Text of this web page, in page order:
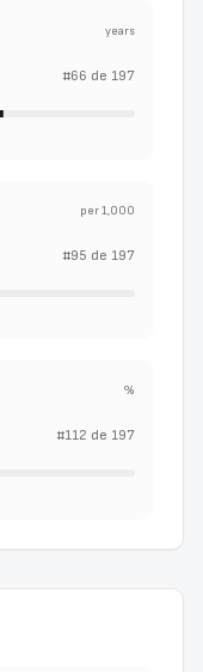
years
#66 de 197
per 1,000
#95 de 197
%
#112 de 197